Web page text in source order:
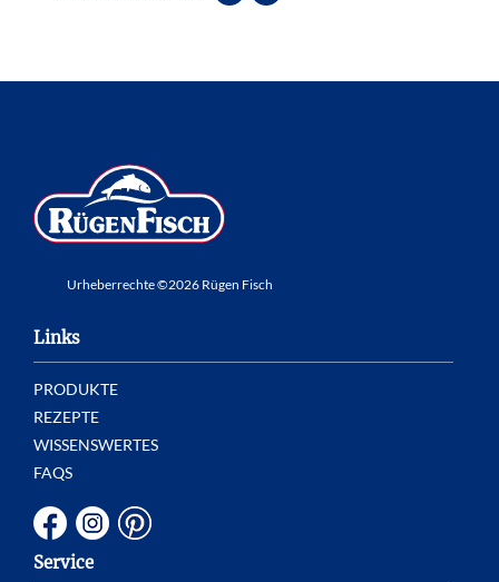
Urheberrechte ©2026 Rügen Fisch
Links
PRODUKTE
REZEPTE
WISSENSWERTES
FAQS
Service